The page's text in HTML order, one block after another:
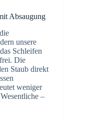
Absaugung
unsere
Schleifen
Die
Staub direkt
weniger
–